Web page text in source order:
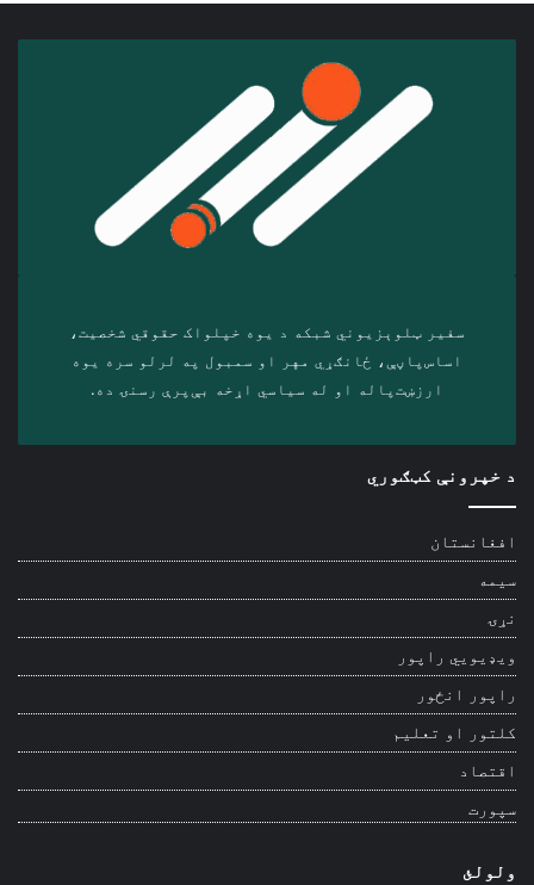
سفیر ټلوېزیوني شبکه د‎ یوه خپلواک حقوقي شخصیت،
اساس‌پاڼې، ځانګړي مهر او سمبول په لرلو سره ‎یوه
ارزښت‌پاله او ‎له سیاسي اړخه بې‌پرې رسنۍ ده.
د خپرونې کټګوري
افغانستان
سیمه
نړۍ
ویډیويي راپور
راپور انځور
کلتور او تعلیم
اقتصاد
سپورت
ولولئ